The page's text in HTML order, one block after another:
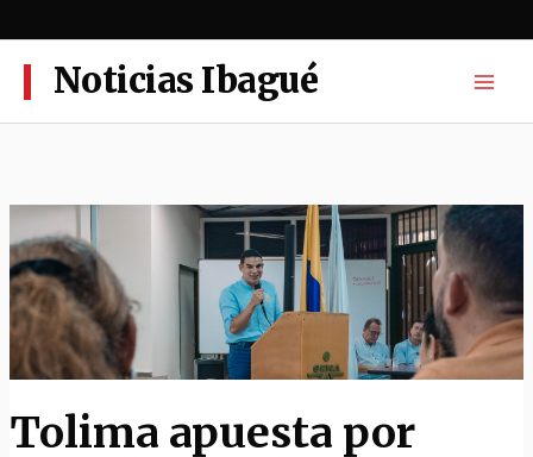
al
contenidoNoticias Ibagué
Tolima apuesta por